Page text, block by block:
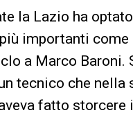
la Lazio ha
importanti come
a Marco
tecnico che nella
fatto